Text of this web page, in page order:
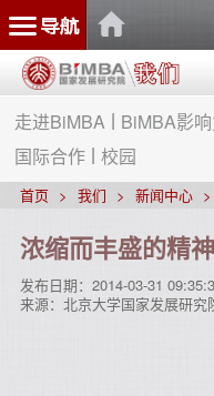
走进BiMBA BiMBA影
国际合作
校园
首页 我们 新闻中心
浓缩而丰盛的精
发布日期： 2014-03-31
来源： 北京大学国家发展研究